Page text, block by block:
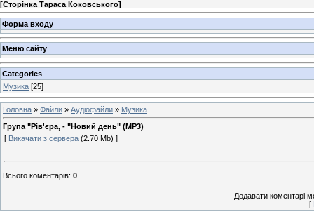
[Сторінка Тараса Коковського]
Форма входу
Меню сайту
Categories
Музика [25]
Головна » Файли » Аудіофайли » Музика
Група "Рів'єра, - "Новий день" (MP3)
[ Викачати з сервера (2.70 Mb) ]
Всього коментарів: 0
Додавати коментарі
[